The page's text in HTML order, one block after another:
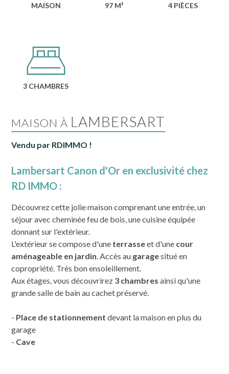
MAISON 97 M² 4 PIÈCES
3 CHAMBRES
MAISON À LAMBERSART
Vendu par RDIMMO !
Lambersart Canon d'Or en exclusivité chez
RD IMMO :
Découvrez cette jolie maison comprenant une entrée, un
séjour avec cheminée feu de bois, une cuisine équipée
donnant sur l'extérieur.
L'extérieur se compose d'une terrasseet d'une cour
aménageable en jardin. Accès au garagesitué en
copropriété. Très bon ensoleillement.
Aux étages, vous découvrirez 3 chambres ainsi qu'une
grande salle de bain au cachet préservé.
- Place de stationnement devant la maison en plus du
garage
- Cave